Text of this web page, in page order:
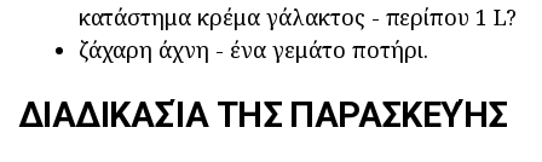
κατάστημα κρέμα γάλακτος - περίπου 1 L?
ζάχαρη άχνη - ένα γεμάτο ποτήρι.
ΔΙΑΔΙΚΑΣΊΑ ΤΗΣ ΠΑΡΑΣΚΕΥΉΣ